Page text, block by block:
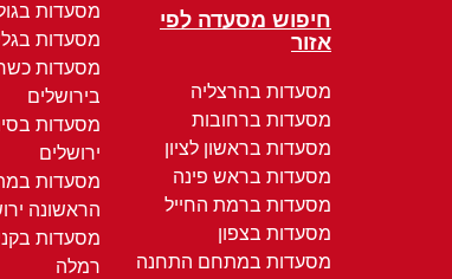
חיפוש מסעדה לפי
אזור
מסעדות בהרצליה
מסעדות ברחובות
מסעדות בראשון לציון
מסעדות בראש פינה
מסעדות ברמת החייל
מסעדות בצפון
מסעדות במתחם התחנה
מסעדות
מסעדות
מסעדות
בירושלים
מסעדות
ירושלים
מסעדות
הראשונה
מסעדות
רמלה